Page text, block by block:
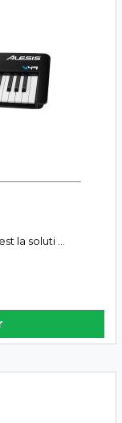
la soluti ...